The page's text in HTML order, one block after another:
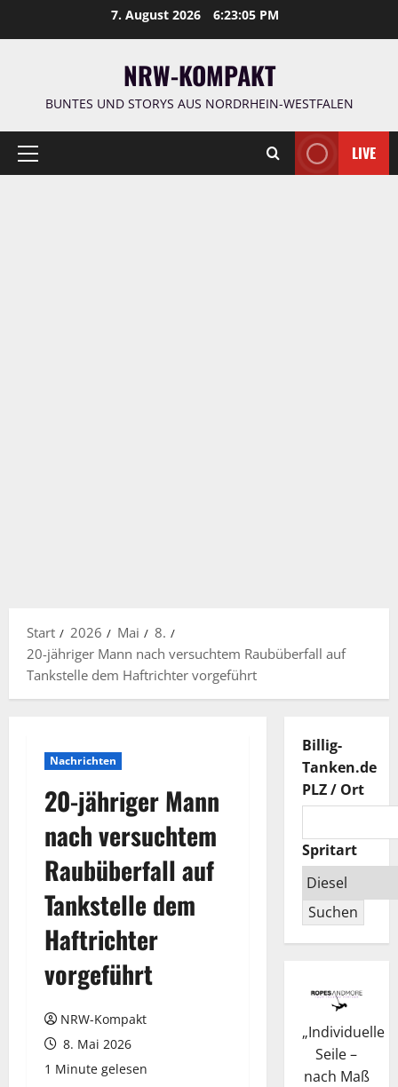
7. August 2026 6:23:06 PM
NRW-KOMPAKT
BUNTES UND STORYS AUS NORDRHEIN-WESTFALEN
Primäres
LIVE
Start 2026 Mai
8.
20-jähriger Mann nach versuchtem Raubüberfall auf
Tankstelle dem Haftrichter vorgeführt
Nachrichten
20-jähriger Mann
nach versuchtem
Raubüberfall auf
Tankstelle dem
Haftrichter
vorgeführt
NRW-Kompakt
8. Mai 2026
1 Minute gelesen
Billig-
Tanken.de
PLZ / Ort
Spritart
Suchen
„Individuelle
Seile –
nach Maß